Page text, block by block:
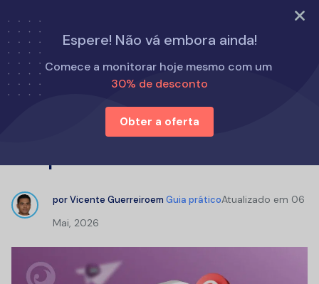
TESTAR AGORA
Espere! Não vá embora ainda!
Comece a monitorar hoje mesmo com um
30% de desconto
Obter a oferta
Início
Guia prático
Como ver o histórico do Telegram completo em 2026
Como ver o histórico do Telegram
porVicente Guerreiroem Guia práticoAtualizado em 06
Mai, 2026